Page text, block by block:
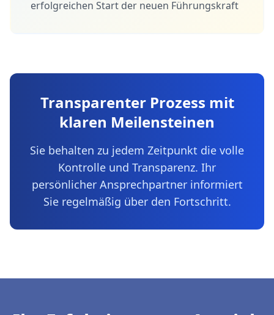
erfolgreichen Start der neuen Führungskraft
Transparenter Prozess mit
klaren Meilensteinen
Sie behalten zu jedem Zeitpunkt die volle
Kontrolle und Transparenz. Ihr
persönlicher Ansprechpartner informiert
Sie regelmäßig über den Fortschritt.